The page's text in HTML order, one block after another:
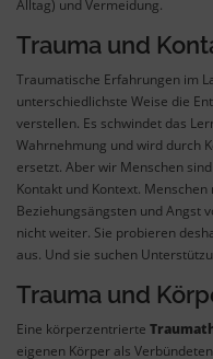
Alltag) und Vermeidung.
Trauma und
Traumatische Erfahrungen im
unterschiedlichste Weise die
verstellen. Es schwindet das
Wahrnehmung und wird durch
ersetzt. Aber wir Menschen
Kontakt und Kontext.
Beziehungsängsten und Angst
nicht weiter. Sie probieren
aus. Und sie suchen
Trauma und
Eine körperzentrierte
eigenen Körper als